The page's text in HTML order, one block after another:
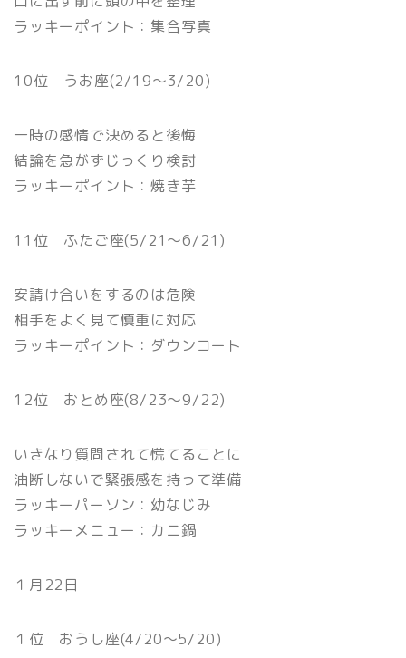
ラッキーポイント：集合写真
10位 うお座(2/19〜3/20)
一時の感情で決めると後悔
結論を急がずじっくり検討
ラッキーポイント：焼き芋
11位 ふたご座(5/21〜6/21)
安請け合いをするのは危険
相手をよく見て慎重に対応
ラッキーポイント：ダウンコート
12位 おとめ座(8/23〜9/22)
いきなり質問されて慌てることに
油断しないで緊張感を持って準備
ラッキーパーソン：幼なじみ
ラッキーメニュー：カニ鍋
１月22日
１位 おうし座(4/20〜5/20)